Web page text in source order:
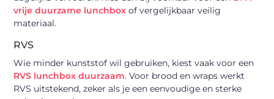
vrije duurzame lunchbox of vergelijkbaar veilig
materiaal.
RVS
Wie minder kunststof wil gebruiken, kiest vaak voor een
RVS lunchbox duurzaam. Voor brood en wraps werkt
RVS uitstekend, zeker als je een eenvoudige en sterke